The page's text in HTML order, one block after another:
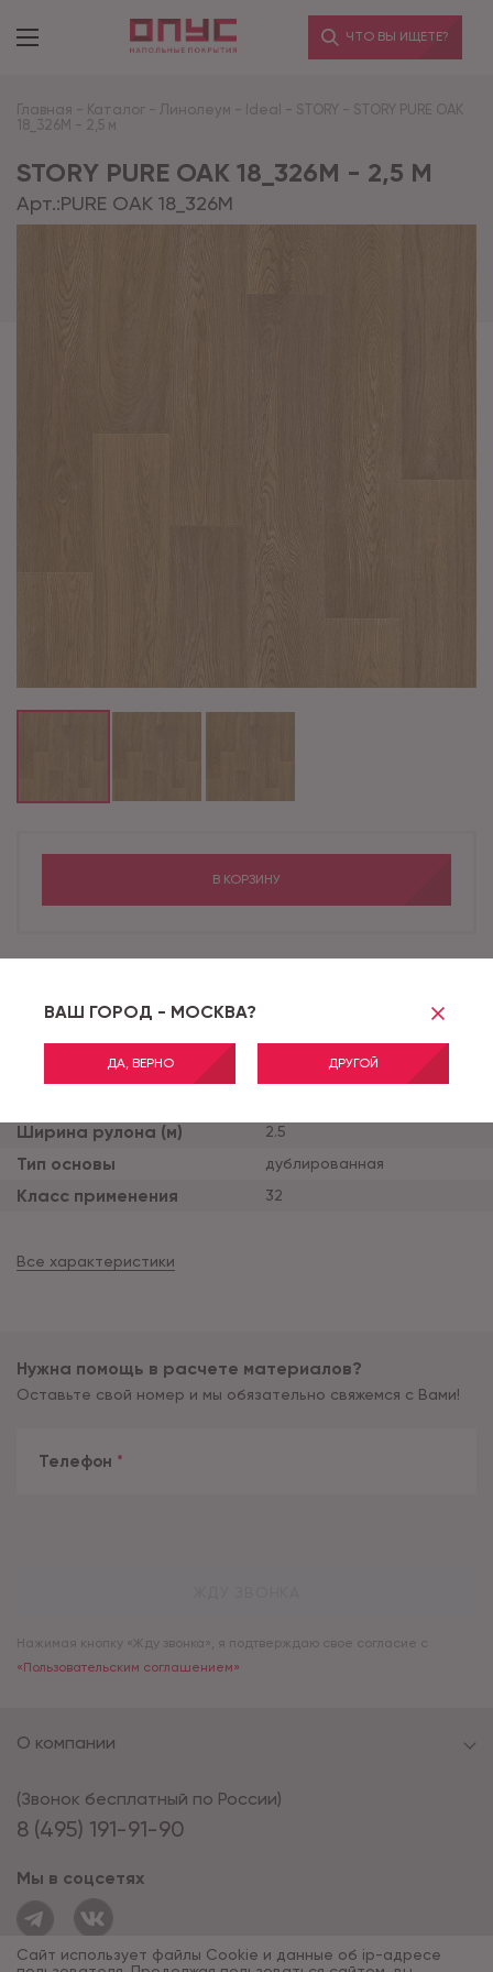
ВАШ ГОРОД - МОСКВА?
ДА, ВЕРНО ДРУГОЙ
ЧТО ВЫ ИЩЕТЕ?
Главная - Каталог - Линолеум - Ideal - STORY - STORY PURE OAK
18_326M - 2,5 м
STORY PURE OAK 18_326M - 2,5 М
Арт.:PURE OAK 18_326M
Коллекция
Толщина продукта (мм) 4
Толщина защитного сло
Ширина рулона (м) 2.5
Тип основы дублированная
Класс применения 32
Все характеристики
В КОРЗИНУ
Нужна помощь в расчете материалов?
Оставьте свой номер и мы обязательно свяжемся с Вами!
Телефон *
Нажимая кнопку «Жду звонка», я подтверждаю свое согласие с
«Пользовательским соглашением»
8 (495) 191-91-90
(Звонок бесплатный по России)
Мы в соцсетях
О компании
Сайт использует файлы Cookie и данные об ip-адресе